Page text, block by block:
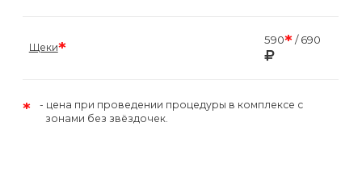
Щеки* 590*/ 690
*
цена при проведении процедуры в комплексе с
зонами без звёздочек.